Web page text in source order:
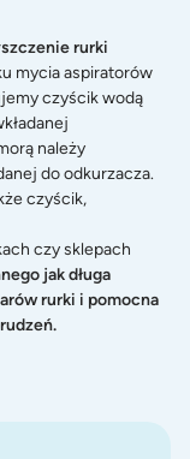
rurki
mycia aspiratorów
czyścik wodą
należy
do odkurzacza.
czyścik,
czy sklepach
jak długa
rurki i pomocna